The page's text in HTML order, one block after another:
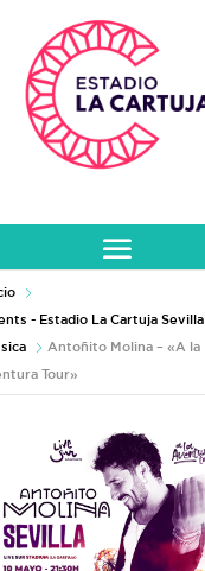
- Estadio La Cartuja Sevilla
Antoñito Molina – «A la
Tour»